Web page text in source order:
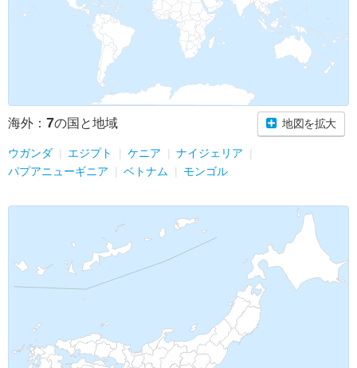
海外： 7の国と地域 地図を拡大
ウガンダ エジプト ケニア
ナイジェリア
パプアニューギニア
ベトナム モンゴル